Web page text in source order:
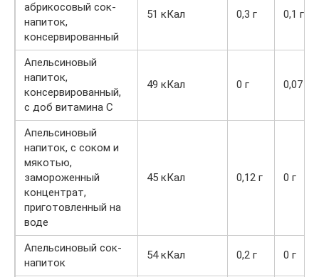
абрикосовый сок-
напиток,
консервированный
51 кКал 0,3 г 0,1 г
Апельсиновый
напиток,
консервированный,
с доб витамина C
49 кКал 0 г 0,07 г
Апельсиновый
напиток, с соком и
мякотью,
замороженный
концентрат,
приготовленный на
воде
45 кКал 0,12 г 0 г
Апельсиновый сок-
напиток
54 кКал 0,2 г 0 г